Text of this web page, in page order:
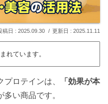
2025.09.30 2025.11.11
れています。
ロテインは、
「効果が本
多い商品です。